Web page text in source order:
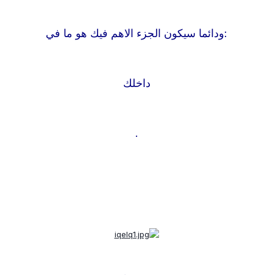
ودائما سيكون الجزء الاهم فيك هو ما في
داخلك